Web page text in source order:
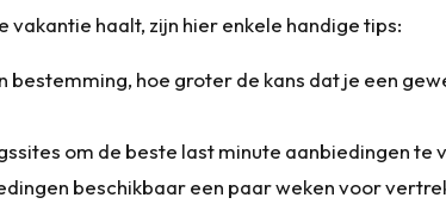
haalt, zijn hier enkele handige tips:
bestemming, hoe groter de kans dat je een
om de beste last minute aanbiedingen te
beschikbaar een paar weken voor